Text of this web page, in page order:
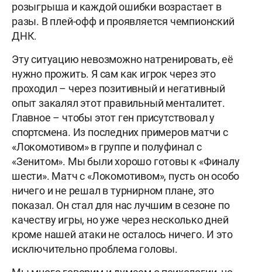
розыгрыша и каждой ошибки возрастает в
разы. В плей-офф и проявляется чемпионский
ДНК.
Эту ситуацию невозможно натренировать, её
нужно прожить. Я сам как игрок через это
проходил – через позитивный и негативный
опыт закалял этот правильный менталитет.
Главное – чтобы этот ген присутствовал у
спортсмена. Из последних примеров матчи с
«Локомотивом» в группе и полуфинал с
«Зенитом». Мы были хорошо готовы к «Финалу
шести». Матч с «Локомотивом», пусть он особо
ничего и не решал в турнирном плане, это
показал. Он стал для нас лучшим в сезоне по
качеству игры, но уже через несколько дней
кроме нашей атаки не осталось ничего. И это
исключительно проблема головы.